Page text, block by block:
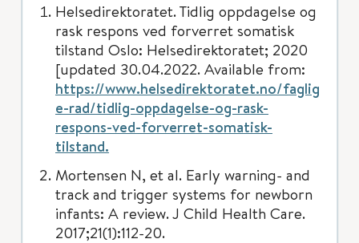
Helsedirektoratet. Tidlig oppdagelse og
rask respons ved forverret somatisk
tilstand Oslo: Helsedirektoratet; 2020
[updated 30.04.2022. Available from:
https://www.helsedirektoratet.no/faglig
e-rad/tidlig-oppdagelse-og-rask-
respons-ved-forverret-somatisk-
tilstand.
Mortensen N, et al. Early warning- and
track and trigger systems for newborn
infants: A review. J Child Health Care.
2017;21(1):112-20.